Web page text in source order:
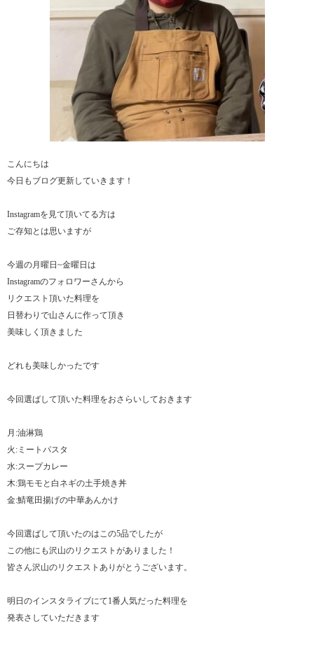
こんにちは
今日もブログ更新していきます！
Instagramを見て頂いてる方は
ご存知とは思いますが
今週の月曜日~金曜日は
Instagramのフォロワーさんから
リクエスト頂いた料理を
日替わりで山さんに作って頂き
美味しく頂きました
どれも美味しかったです
今回選ばして頂いた料理をおさらいしておきます
月:油淋鶏
火:ミートパスタ
水:スープカレー
木:鶏モモと白ネギの土手焼き丼
金:鯖竜田揚げの中華あんかけ
今回選ばして頂いたのはこの5品でしたが
この他にも沢山のリクエストがありました！
皆さん沢山のリクエストありがとうございます。
明日のインスタライブにて1番人気だった料理を
発表さしていただきます